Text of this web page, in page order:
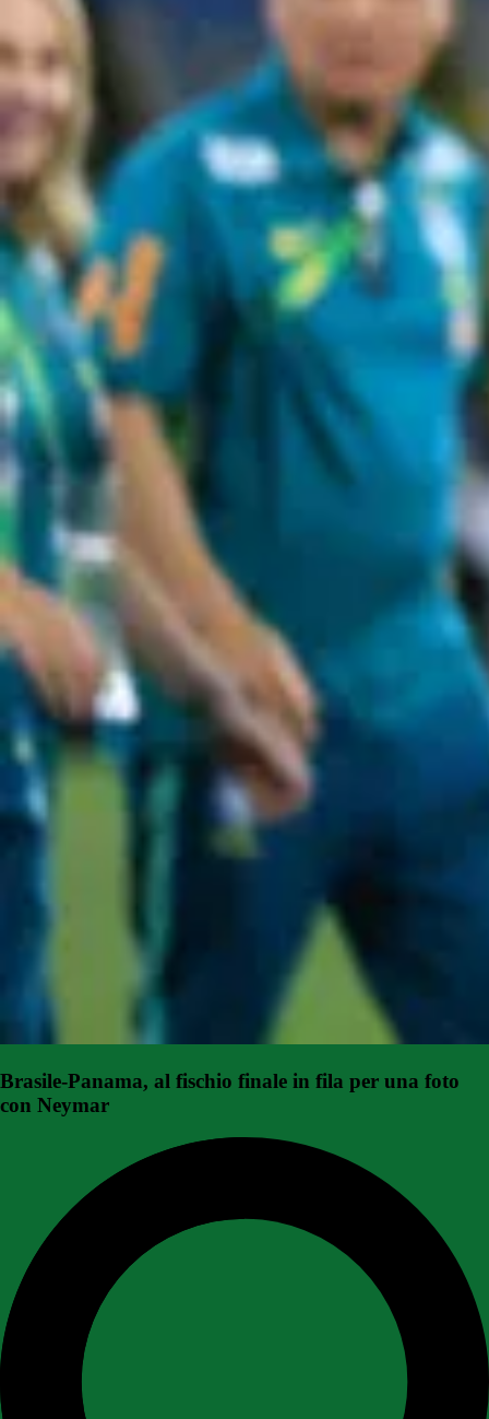
Brasile-Panama, al fischio finale in fila per una foto
con Neymar